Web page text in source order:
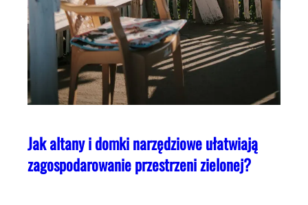
Jak altany i domki narzędziowe ułatwiają
zagospodarowanie przestrzeni zielonej?